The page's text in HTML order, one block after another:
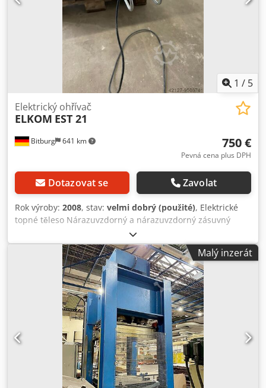
1 / 5
Bitburg 641 km
Elektrický ohřívač
ELKOM EST 21
750 €
Pevná cena plus DPH
Dotazovat se Zavolat
Rok výroby: 2008, stav: velmi dobrý (použité), Elektrické
topné těleso Nárazuvzdorný a nárazuvzdorný zásuvný
topný systém s topnými vodiči vzduchotěsně uloženými v
silikonu.Žádné opotřebení, žádná koroze, provozní
bezpečnost. Credjlcd Szjpfx Akqsf i v nepřetržitém provozu
a při nárazech a vibracích. Nastavení teploty pomocí
integrovaného regulátoru s izolovaným ovládacím
knoflíkem. Trvale připojený průmyslový kabel, žádné
zranitelné zástrčkové spoje. Vysokopevnostní speciální
hliníkový profil pro vysokou nosnost a rovné přítlačné
plochy na všech stranách. Standardně zlatě eloxovaný
povrch, odolný proti poškrábání a oděru, snadno se čistí.
Velikost: Typ: EST 21 Délka: 2100 mm Připojené zatížení:
1100 W, 230 V Teplota: 0 / 40 / 70 / 100 / 170 / 200 stupňů
Umístění: ze skladu 54634 Bitburg - ihned k dodání -
Malý inzerát